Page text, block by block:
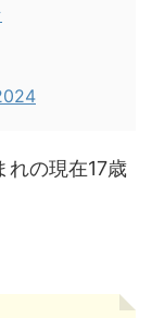
れの現在17歳